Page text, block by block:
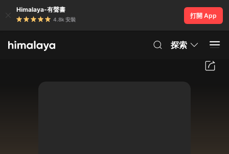
Himalaya-有聲書
4.8k 安裝
打開 App
探索